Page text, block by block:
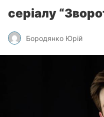
серіалу
Бородянко Юрій